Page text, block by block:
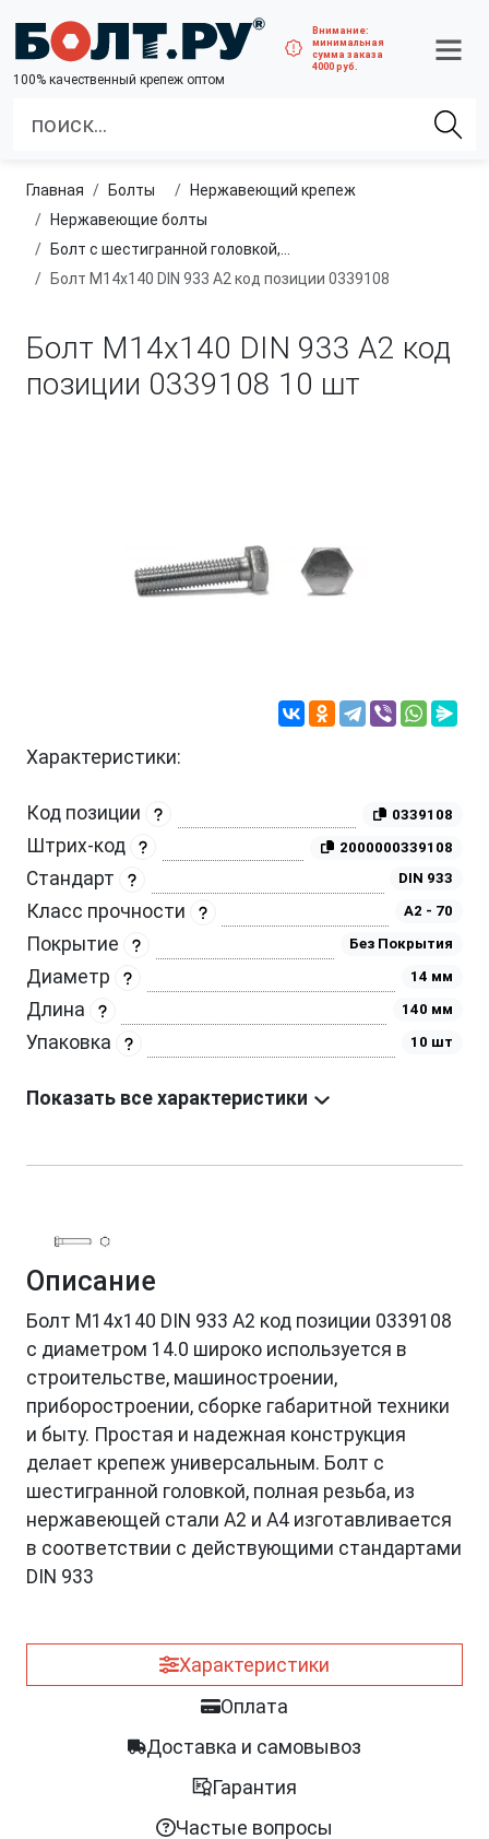
100% качественный крепеж оптом
Внимание:
минимальная
сумма заказа
4000 руб.
Главная болты
нержавеющий крепеж
нержавеющие болты
Болт с шестигранной головкой, полная резьба, из нержавеющей стали A2 и A4
Болт М14х140 DIN 933 A2 код позиции 0339108
Болт М14х140 DIN 933 A2 код
позиции 0339108 10 шт
Характеристики:
Код позиции 0339108
Штрих-код 2000000339108
Стандарт DIN 933
Класс прочности A2 - 70
Покрытие Без Покрытия
Диаметр 14 мм
Длина 140 мм
Упаковка 10 шт
Показать все характеристики
Описание
Болт М14х140 DIN 933 A2 код позиции 0339108
с диаметром 14.0 широко используется в
строительстве, машиностроении,
приборостроении, сборке габаритной техники
и быту. Простая и надежная конструкция
делает крепеж универсальным. Болт с
шестигранной головкой, полная резьба, из
нержавеющей стали A2 и A4 изготавливается
в соответствии с действующими стандартами
DIN 933
Характеристики
Оплата
Доставка и самовывоз
Гарантия
Частые вопросы